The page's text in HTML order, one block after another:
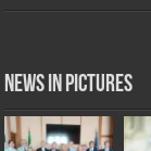
News in Pictures